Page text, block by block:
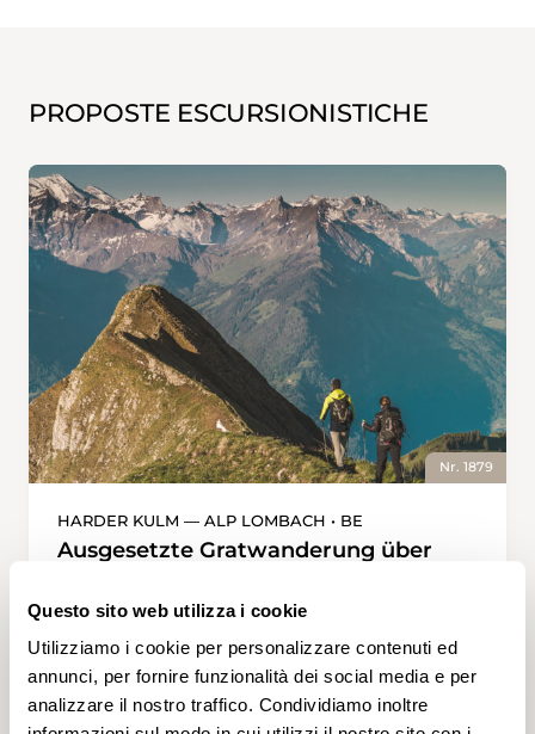
Questo sito web utilizza i cookie
Utilizziamo i cookie per personalizzare contenuti ed
annunci, per fornire funzionalità dei social media e per
analizzare il nostro traffico. Condividiamo inoltre
PROPOSTE ESCURSIONISTICHE
Nr. 1879
HARDER KULM — ALP LOMBACH • BE
Ausgesetzte Gratwanderung über
Steile Sache: In nur zehn Minuten Fahrzeit
bringt einen die Standseilbahn in einer
durchschnittlichen Neigung von 64 % von
Interlaken zur Station Harder. 570
Höhenmeter spart man sich so und man